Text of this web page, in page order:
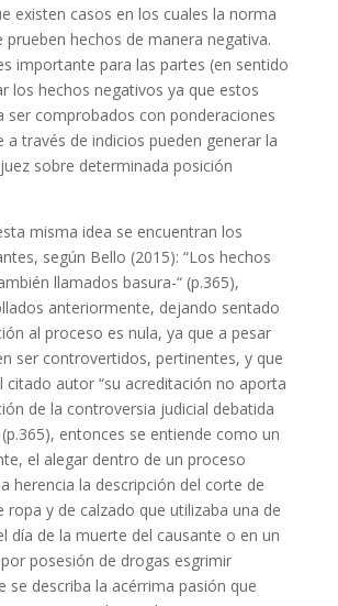
existen casos en los cuales la norma
prueben hechos de manera negativa.
importante para las partes (en sentido
los hechos negativos ya que estos
ser comprobados con ponderaciones
a través de indicios pueden generar la
sobre determinada posición
misma idea se encuentran los
según Bello (2015): “Los hechos
llamados basura-“ (p.365),
anteriormente, dejando sentado
al proceso es nula, ya que a pesar
ser controvertidos, pertinentes, y que
citado autor “su acreditación no aporta
de la controversia judicial debatida
entonces se entiende como un
el alegar dentro de un proceso
herencia la descripción del corte de
ropa y de calzado que utilizaba una de
día de la muerte del causante o en un
posesión de drogas esgrimir
se describa la acérrima pasión que